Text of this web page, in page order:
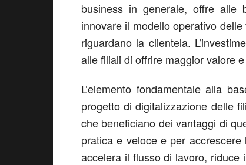
business in generale, offre alle
innovare il modello operativo
riguardano la clientela.
alle filiali di offrire maggior valore
L’elemento fondamentale alla
progetto di digitalizzazione delle
che beneficiano dei vantaggi di
pratica e veloce e per
accelera il flusso di lavoro,